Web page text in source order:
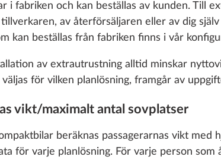
cookies to enable you to make the best
our communication with you. We take
statistics and marketing only if you give us
can revoke your consent at any time with
Reservhjul med hållare,
ersätter däckreparationssats,
underliggande montering
1
Mer
25,4 kg
6 380 kr
i fabriken och kan beställas av kunden. Till
tillverkaren, av återförsäljaren eller av dig
kan beställas från fabriken finns i vår
av extrautrustning alltid minskar
för vilken planlösning, framgår av
vikt/maximalt antal sovplatser
beräknas passagerarnas vikt
för varje planlösning. För varje person